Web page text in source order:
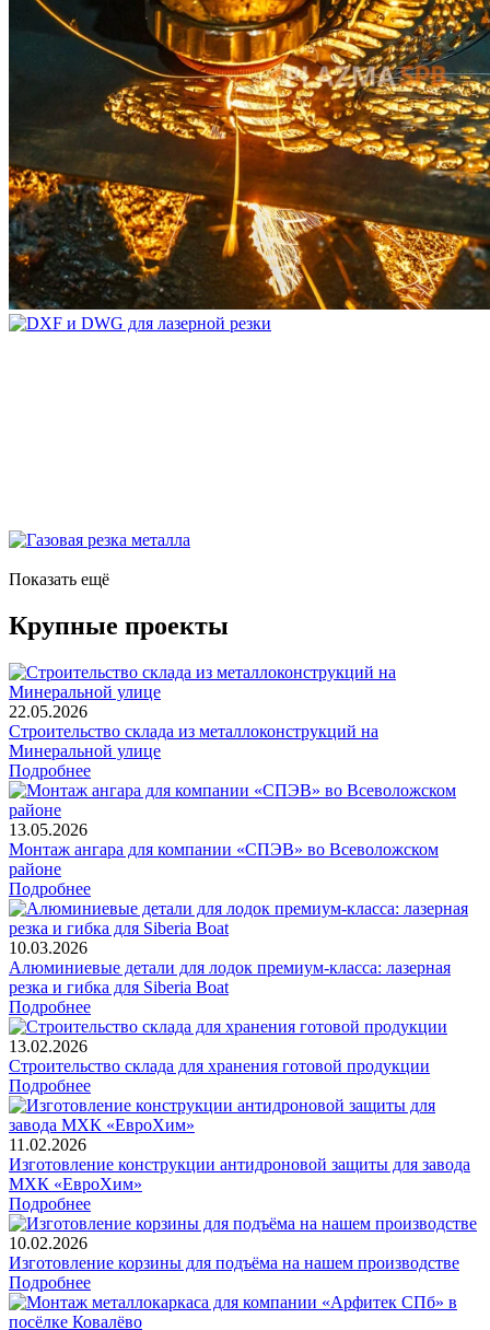
Показать ещё
Крупные проекты
22.05.2026
Строительство склада из металлоконструкций на
Минеральной улице
Подробнее
13.05.2026
Монтаж ангара для компании «СПЭВ» во Всеволожском
районе
Подробнее
10.03.2026
Алюминиевые детали для лодок премиум-класса: лазерная
резка и гибка для Siberia Boat
Подробнее
13.02.2026
Строительство склада для хранения готовой продукции
Подробнее
11.02.2026
Изготовление конструкции антидроновой защиты для завода
МХК «ЕвроХим»
Подробнее
10.02.2026
Изготовление корзины для подъёма на нашем производстве
Подробнее